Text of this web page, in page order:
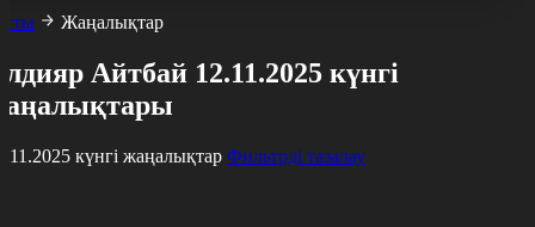
Жаңалықтар
Айтбай 12.11.2025 күнгі
күнгі жаңалықтар Фильтрді тазалау